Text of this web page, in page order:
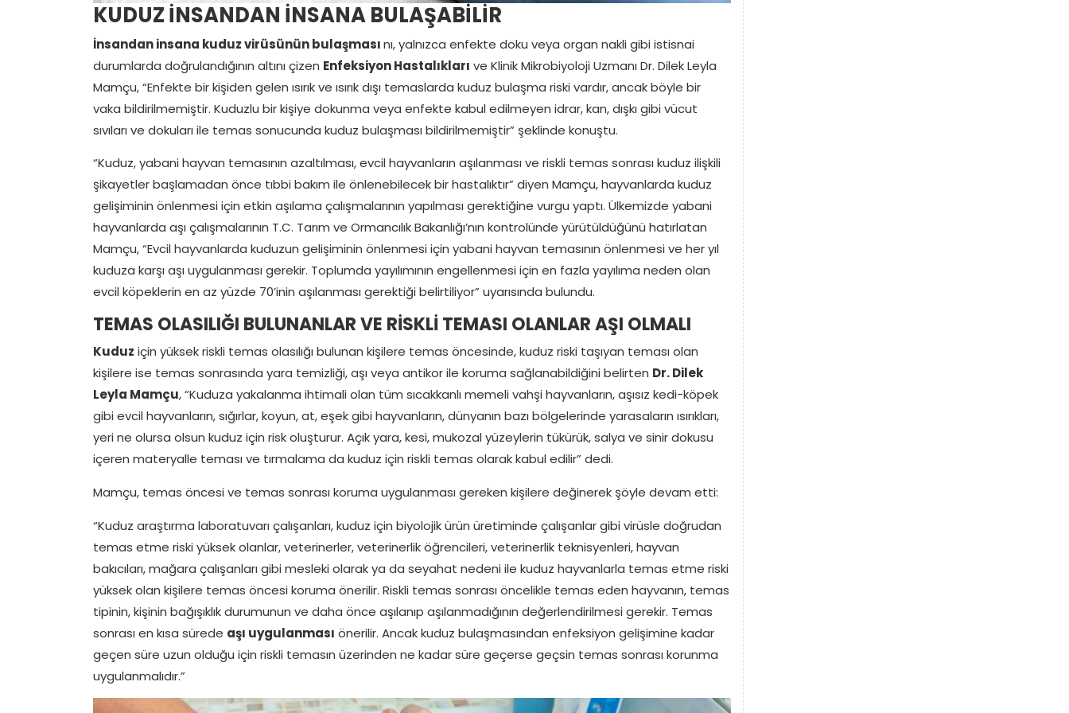
KUDUZ İNSANDAN İNSANA BULAŞABİLİR
İnsandan insana kuduz virüsünün bulaşmasını, yalnızca enfekte doku veya organ nakli gibi istisnai
durumlarda doğrulandığının altını çizen Enfeksiyon Hastalıkları ve Klinik Mikrobiyoloji Uzmanı Dr. Dilek Leyla
Mamçu, “Enfekte bir kişiden gelen ısırık ve ısırık dışı temaslarda kuduz bulaşma riski vardır, ancak böyle bir
vaka bildirilmemiştir. Kuduzlu bir kişiye dokunma veya enfekte kabul edilmeyen idrar, kan, dışkı gibi vücut
sıvıları ve dokuları ile temas sonucunda kuduz bulaşması bildirilmemiştir” şeklinde konuştu.
“Kuduz, yabani hayvan temasının azaltılması, evcil hayvanların aşılanması ve riskli temas sonrası kuduz ilişkili
şikayetler başlamadan önce tıbbi bakım ile önlenebilecek bir hastalıktır” diyen Mamçu, hayvanlarda kuduz
gelişiminin önlenmesi için etkin aşılama çalışmalarının yapılması gerektiğine vurgu yaptı. Ülkemizde yabani
hayvanlarda aşı çalışmalarının T.C. Tarım ve Ormancılık Bakanlığı’nın kontrolünde yürütüldüğünü hatırlatan
Mamçu, “Evcil hayvanlarda kuduzun gelişiminin önlenmesi için yabani hayvan temasının önlenmesi ve her yıl
kuduza karşı aşı uygulanması gerekir. Toplumda yayılımının engellenmesi için en fazla yayılıma neden olan
evcil köpeklerin en az yüzde 70’inin aşılanması gerektiği belirtiliyor” uyarısında bulundu.
TEMAS OLASILIĞI BULUNANLAR VE RİSKLİ TEMASI OLANLAR AŞI OLMALI
Kuduz için yüksek riskli temas olasılığı bulunan kişilere temas öncesinde, kuduz riski taşıyan teması olan
kişilere ise temas sonrasında yara temizliği, aşı veya antikor ile koruma sağlanabildiğini belirten Dr. Dilek
Leyla Mamçu, “Kuduza yakalanma ihtimali olan tüm sıcakkanlı memeli vahşi hayvanların, aşısız kedi-köpek
gibi evcil hayvanların, sığırlar, koyun, at, eşek gibi hayvanların, dünyanın bazı bölgelerinde yarasaların ısırıkları,
yeri ne olursa olsun kuduz için risk oluşturur. Açık yara, kesi, mukozal yüzeylerin tükürük, salya ve sinir dokusu
içeren materyalle teması ve tırmalama da kuduz için riskli temas olarak kabul edilir” dedi.
Mamçu, temas öncesi ve temas sonrası koruma uygulanması gereken kişilere değinerek şöyle devam etti:
“Kuduz araştırma laboratuvarı çalışanları, kuduz için biyolojik ürün üretiminde çalışanlar gibi virüsle doğrudan
temas etme riski yüksek olanlar, veterinerler, veterinerlik öğrencileri, veterinerlik teknisyenleri, hayvan
bakıcıları, mağara çalışanları gibi mesleki olarak ya da seyahat nedeni ile kuduz hayvanlarla temas etme riski
yüksek olan kişilere temas öncesi koruma önerilir. Riskli temas sonrası öncelikle temas eden hayvanın, temas
tipinin, kişinin bağışıklık durumunun ve daha önce aşılanıp aşılanmadığının değerlendirilmesi gerekir. Temas
sonrası en kısa sürede aşı uygulanması önerilir. Ancak kuduz bulaşmasından enfeksiyon gelişimine kadar
geçen süre uzun olduğu için riskli temasın üzerinden ne kadar süre geçerse geçsin temas sonrası korunma
uygulanmalıdır.”